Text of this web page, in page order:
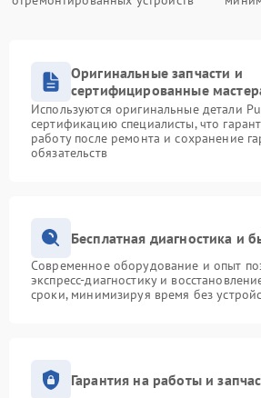
Оригинальные запчасти и
сертифицированные
Используются оригинальные детали
сертификацию специалисты, что
работу после ремонта и сохранение
обязательств
Бесплатная диагностика и
Современное оборудование и опыт
экспресс-диагностику и
сроки, минимизируя время без
Гарантия на работы и